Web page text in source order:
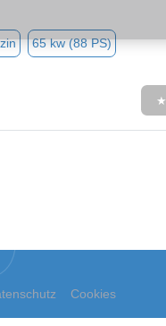
65 kw (88 PS)
★
Cookies